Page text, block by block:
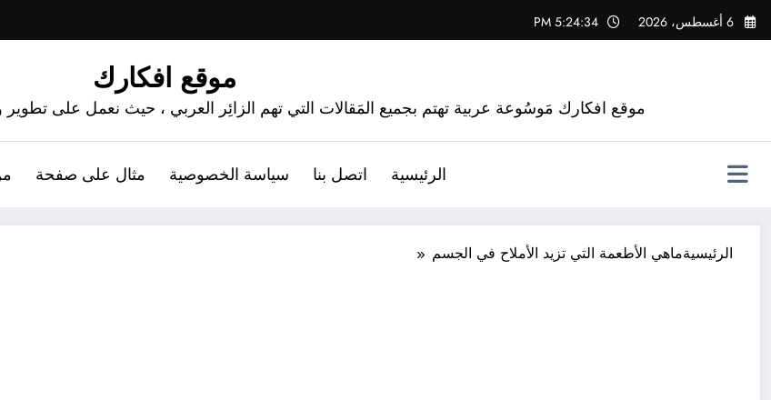
التجاوز
إلى
6 أغسطس، 2026 5:24:35 PM
موقع افكارك
موقع افكارك مَوسُوعة عربية تهتم بجميع المَقالات التي تهم الزائِر العربي ، حيث نعمل على
الرئيسية اتصل بنا سياسة الخصوصية مثال على صفحة
الرئيسيةماهي الأطعمة التي تزيد الأملاح في الجسم